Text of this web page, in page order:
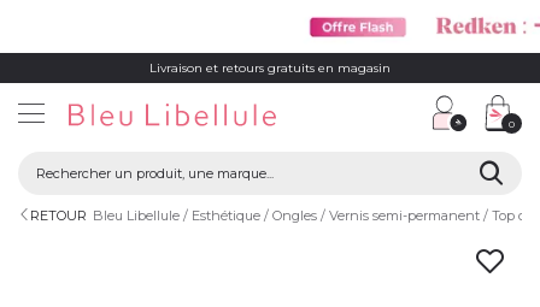
Livraison et retours gratuits en magasin
0
RETOUR Bleu Libellule Esthétique Ongles Vernis semi-permanent Top